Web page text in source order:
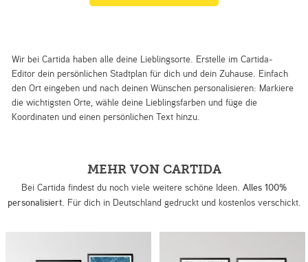
Wir bei Cartida haben alle deine Lieblingsorte. Erstelle im Cartida-
Editor dein persönlichen Stadtplan für dich und dein Zuhause. Einfach
den Ort eingeben und nach deinen Wünschen personalisieren: Markiere
die wichtigsten Orte, wähle deine Lieblingsfarben und füge die
Koordinaten und einen persönlichen Text hinzu.
MEHR VON CARTIDA
Bei Cartida findest du noch viele weitere schöne Ideen. Alles 100%
personalisiert. Für dich in Deutschland gedruckt und kostenlos verschickt.